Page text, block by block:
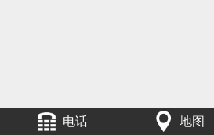
电话 地图